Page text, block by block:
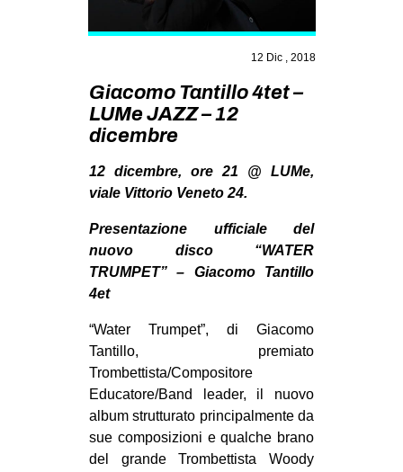
CSOA LAMBRETTA
STUDENTI TSUNAMI
ZAM
MOBILITAZIONI
SPORT POPOLARE
DIRITTO ALL’ABITARE
GENERI
MIGRAZIONI
12 Dic , 2018
Giacomo Tantillo 4tet –
LUMe JAZZ – 12
dicembre
12 dicembre, ore 21 @ LUMe,
viale Vittorio Veneto 24.
Presentazione ufficiale del
nuovo disco “WATER
TRUMPET” – Giacomo Tantillo
4et
“Water Trumpet”, di Giacomo
Tantillo, premiato
Trombettista/Compositore
Educatore/Band leader, il nuovo
album strutturato principalmente da
sue composizioni e qualche brano
del grande Trombettista Woody